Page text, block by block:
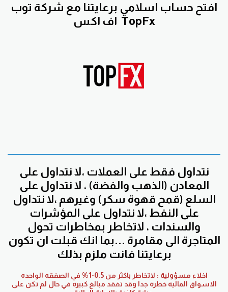
افتح حساب اسلامي برعايتنا مع شركة توب
اف اكس TopFx
نتداول فقط على العملات ،لا نتداول على
المعادن (الذهب والفضة) ، لا نتداول على
السلع (قمح قهوة سكر) وغيرهم ،لا نتداول
على النفط ،لا نتداول على المؤشرات
والسندات ، لاتخاطر بمخاطرات تحول
المتاجرة الى مقامرة ...بما انك قبلت ان تكون
برعايتنا فانت ملزم بذلك
اخلاء مسؤولية : لاتخاطر باكثر من 0.5-1% في الصفقه الواحده
الاسواق المالية خطرة جدا وقد تفقد مبالغ كبيره في حال لم تكن على